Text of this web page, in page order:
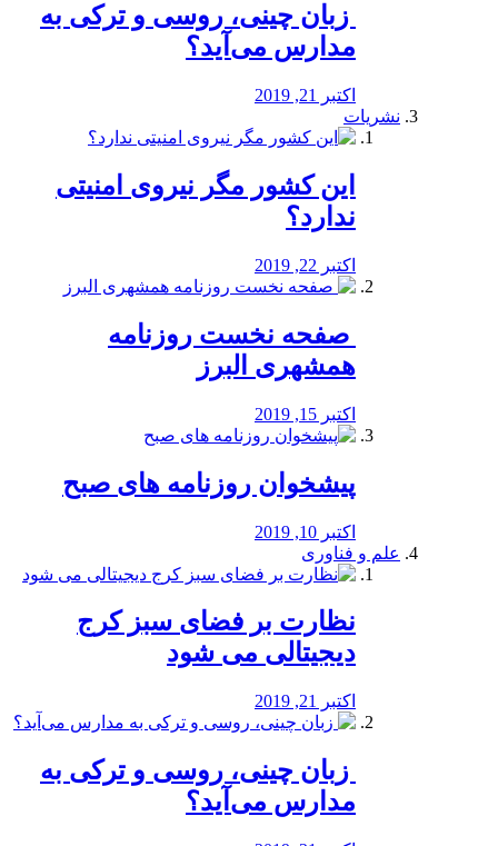
️ زبان چینی، روسی و ترکی به
مدارس می‌آید؟
اکتبر 21, 2019
نشریات
این کشور مگر نیروی امنیتی
ندارد؟
اکتبر 22, 2019
️ صفحه نخست روزنامه‌
همشهری البرز
اکتبر 15, 2019
پیشخوان روزنامه های صبح
اکتبر 10, 2019
علم و فناوری
نظارت بر فضای سبز کرج
دیجیتالی می شود
اکتبر 21, 2019
️ زبان چینی، روسی و ترکی به
مدارس می‌آید؟